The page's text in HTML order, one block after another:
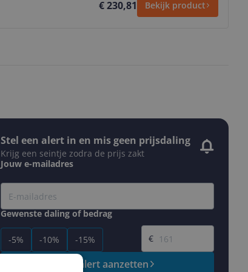
€ 230,81 Bekijk product
Stel een alert in en mis geen prijsdaling
Krijg een seintje zodra de prijs zakt
Jouw e-mailadres
Gewenste daling of bedrag
-5% -10% -15%
Gewenste prijs
€
Prijsalert aanzetten